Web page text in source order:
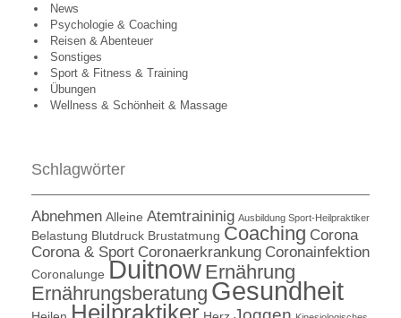
News
Psychologie & Coaching
Reisen & Abenteuer
Sonstiges
Sport & Fitness & Training
Übungen
Wellness & Schönheit & Massage
Schlagwörter
Abnehmen Alleine Atemtraininig Ausbildung Sport-Heilpraktiker
Belastung Blutdruck Brustatmung Coaching Corona
Corona & Sport Coronaerkrankung Coronainfektion
Coronalunge Duitnow Ernährung
Ernährungsberatung Gesundheit
Heilpraktiker